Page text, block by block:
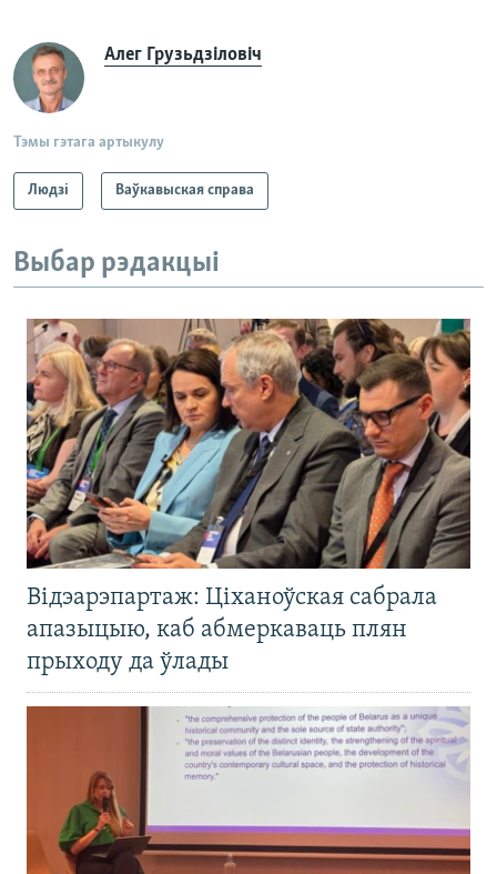
Алег Грузьдзіловіч
Тэмы гэтага артыкулу
Людзі Ваўкавыская справа
Выбар рэдакцыі
Відэарэпартаж: Ціханоўская сабрала
апазыцыю, каб абмеркаваць плян
прыходу да ўлады